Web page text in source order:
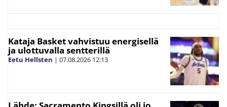
Kataja Basket vahvistuu energisellä
ja ulottuvalla sentterillä
Eetu Hellsten | 07.08.2026 12:13